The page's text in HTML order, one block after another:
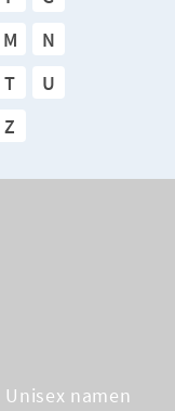
M
N
T
U
Z
Unisex namen